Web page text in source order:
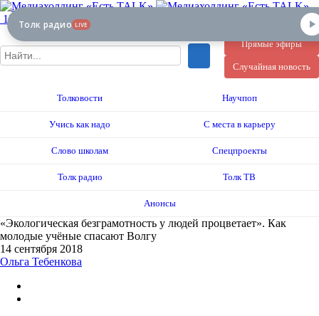
12+
Прямые эфиры
Случайная новость
Толковости Научпоп
Учись как надо С места в карьеру
Слово школам Спецпроекты
Толк радио Толк ТВ
Анонсы
«Экологическая безграмотность у людей процветает». Как
молодые учёные спасают Волгу
14 сентября 2018
Ольга Тебенкова
Толк радио LIVE